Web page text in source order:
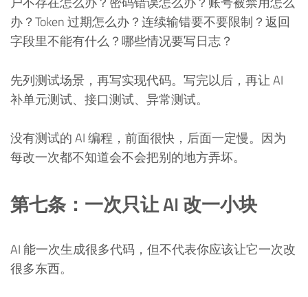
办？Token 过期怎么办？连续输错要不要限制？返回
字段里不能有什么？哪些情况要写日志？
先列测试场景，再写实现代码。写完以后，再让 AI
补单元测试、接口测试、异常测试。
没有测试的 AI 编程，前面很快，后面一定慢。因为
每改一次都不知道会不会把别的地方弄坏。
第七条：一次只让 AI 改一小块
AI 能一次生成很多代码，但不代表你应该让它一次改
很多东西。